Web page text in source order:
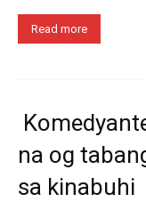
Read more
na og
sa kinabuhi